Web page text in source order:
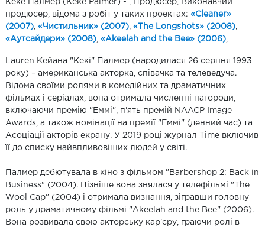
Кеке Палмер (Keke Palmer) - , Продюсер, Виконавчий
продюсер, відома з робіт у таких проектах: «Cleaner»
(2007) «Чистильник» (2007) «The Longshots» (2008)
«Аутсайдери» (2008) «Akeelah and the Bee» (2006)
Lauren Кейана "Кекі" Палмер (народилася 26 серпня 1993
року) – американська акторка, співачка та телеведуча.
Відома своїми ролями в комедійних та драматичних
фільмах і серіалах, вона отримала численні нагороди,
включаючи премію "Еммі", п'ять премій NAACP Image
Awards, а також номінації на премії "Еммі" (денний час) та
Асоціації акторів екрану. У 2019 році журнал Time включив
її до списку найвпливовіших людей у світі.
Палмер дебютувала в кіно з фільмом "Barbershop 2: Back in
Business" (2004). Пізніше вона знялася у телефільмі "The
Wool Cap" (2004) і отримала визнання, зігравши головну
роль у драматичному фільмі "Akeelah and the Bee" (2006).
Вона розвивала свою акторську кар'єру, граючи ролі в